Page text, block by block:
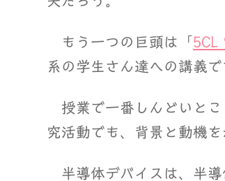
もう一つの巨頭は「 5CL
系の学生さん達への講義で
授業で一番しんどいとこ
究活動でも、背景と動機
半導体デバイスは、半導